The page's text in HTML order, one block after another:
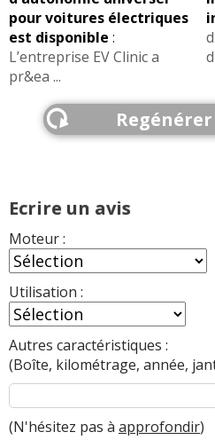
pour voitures électriques
est disponible :
L’entreprise EV Clinic a
pr&ea ...
Ecrire un avis
Moteur :
Utilisation :
Autres caractéristiques :
(Boîte, kilométrage, année,
(N'hésitez pas à approfondir)